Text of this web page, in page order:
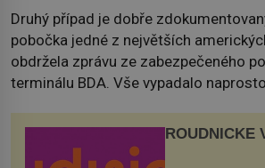
Druhý případ je dobře
pobočka jedné z největších
obdržela zprávu ze zabezpečeného
terminálu BDA. Vše vypadalo
ROUDNICKÉ